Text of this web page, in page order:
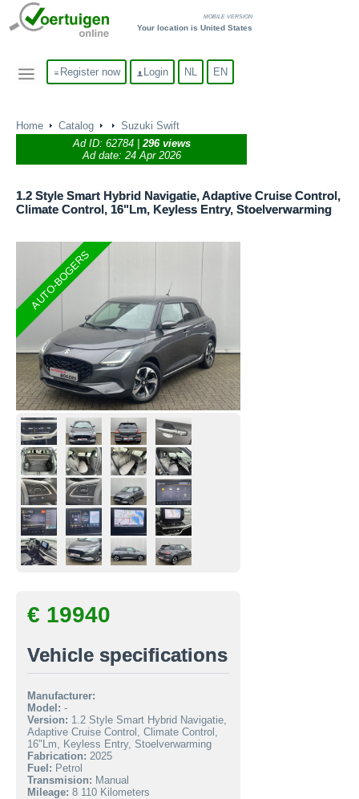
MOBILE VERSION
Your location is United States
Register now Login NL EN
Home Catalog
Suzuki Swift
Ad ID: 62784|296 views
Ad date: 24 Apr 2026
1.2 Style Smart Hybrid Navigatie, Adaptive Cruise Control,
Climate Control, 16"Lm, Keyless Entry, Stoelverwarming
AUTO-BOGERS
€ 19940
Vehicle specifications
Manufacturer:
Model: -
Version: 1.2 Style Smart Hybrid Navigatie,
Adaptive Cruise Control, Climate Control,
16"Lm, Keyless Entry, Stoelverwarming
Fabrication: 2025
Fuel: Petrol
Transmision: Manual
Mileage: 8 110 Kilometers